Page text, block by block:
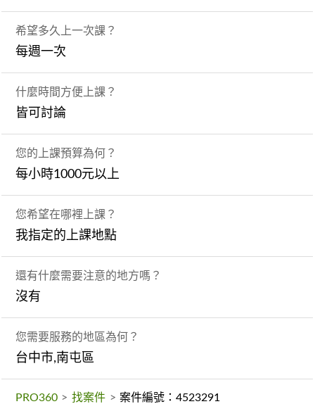
希望多久上一次課？
每週一次
什麼時間方便上課？
皆可討論
您的上課預算為何？
每小時1000元以上
您希望在哪裡上課？
我指定的上課地點
還有什麼需要注意的地方嗎？
沒有
您需要服務的地區為何？
台中市,南屯區
PRO360 > 找案件 > 案件編號：4523291